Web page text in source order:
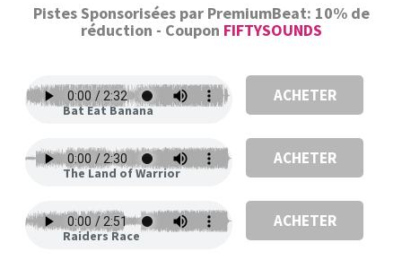
Pistes Sponsorisées par PremiumBeat: 10% de
réduction - Coupon FIFTYSOUNDS
Bat Eat Banana
ACHETER
The Land of Warrior
ACHETER
Raiders Race
ACHETER